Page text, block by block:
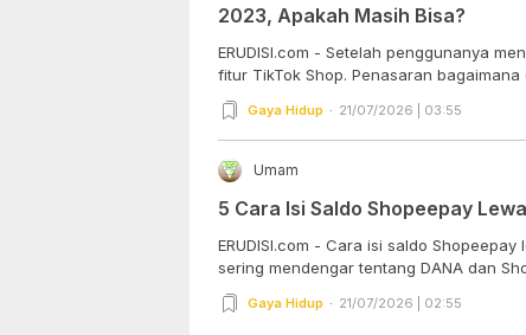
2023, Apakah Masih Bisa?
ERUDISI.com - Setelah penggunanya
fitur TikTok Shop. Penasaran bagaimana
Gaya Hidup 21/07/2026 | 03:55
Umam
5 Cara Isi Saldo Shopeepay
ERUDISI.com - Cara isi saldo
sering mendengar tentang DANA dan
Gaya Hidup 21/07/2026 | 02:55